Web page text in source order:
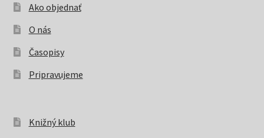
Ako objednať
O nás
Časopisy
Pripravujeme
Knižný klub